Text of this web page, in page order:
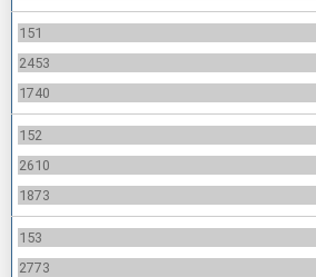
151
2453
1740
152
2610
1873
153
2773